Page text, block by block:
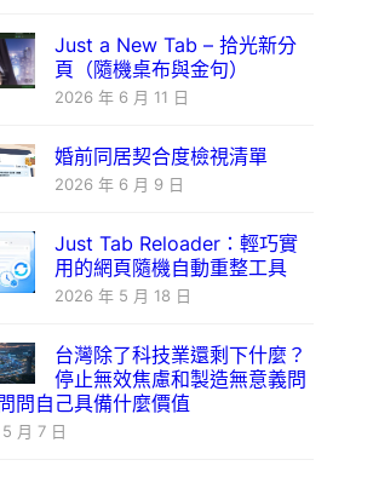
Just a New Tab – 拾光新分
頁（隨機桌布與金句）
2026 年 6 月 11 日
婚前同居契合度檢視清單
2026 年 6 月 9 日
Just Tab Reloader：輕巧實
用的網頁隨機自動重整工具
2026 年 5 月 18 日
台灣除了科技業還剩下什麼？
停止無效焦慮和製造無意義問
問自己具備什麼價值
月 7 日